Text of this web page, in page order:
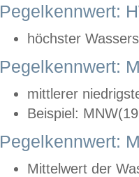
Pegelkennwert:
höchster
Pegelkennwert:
mittlerer
Beispiel:
Pegelkennwert:
Mittelwert der